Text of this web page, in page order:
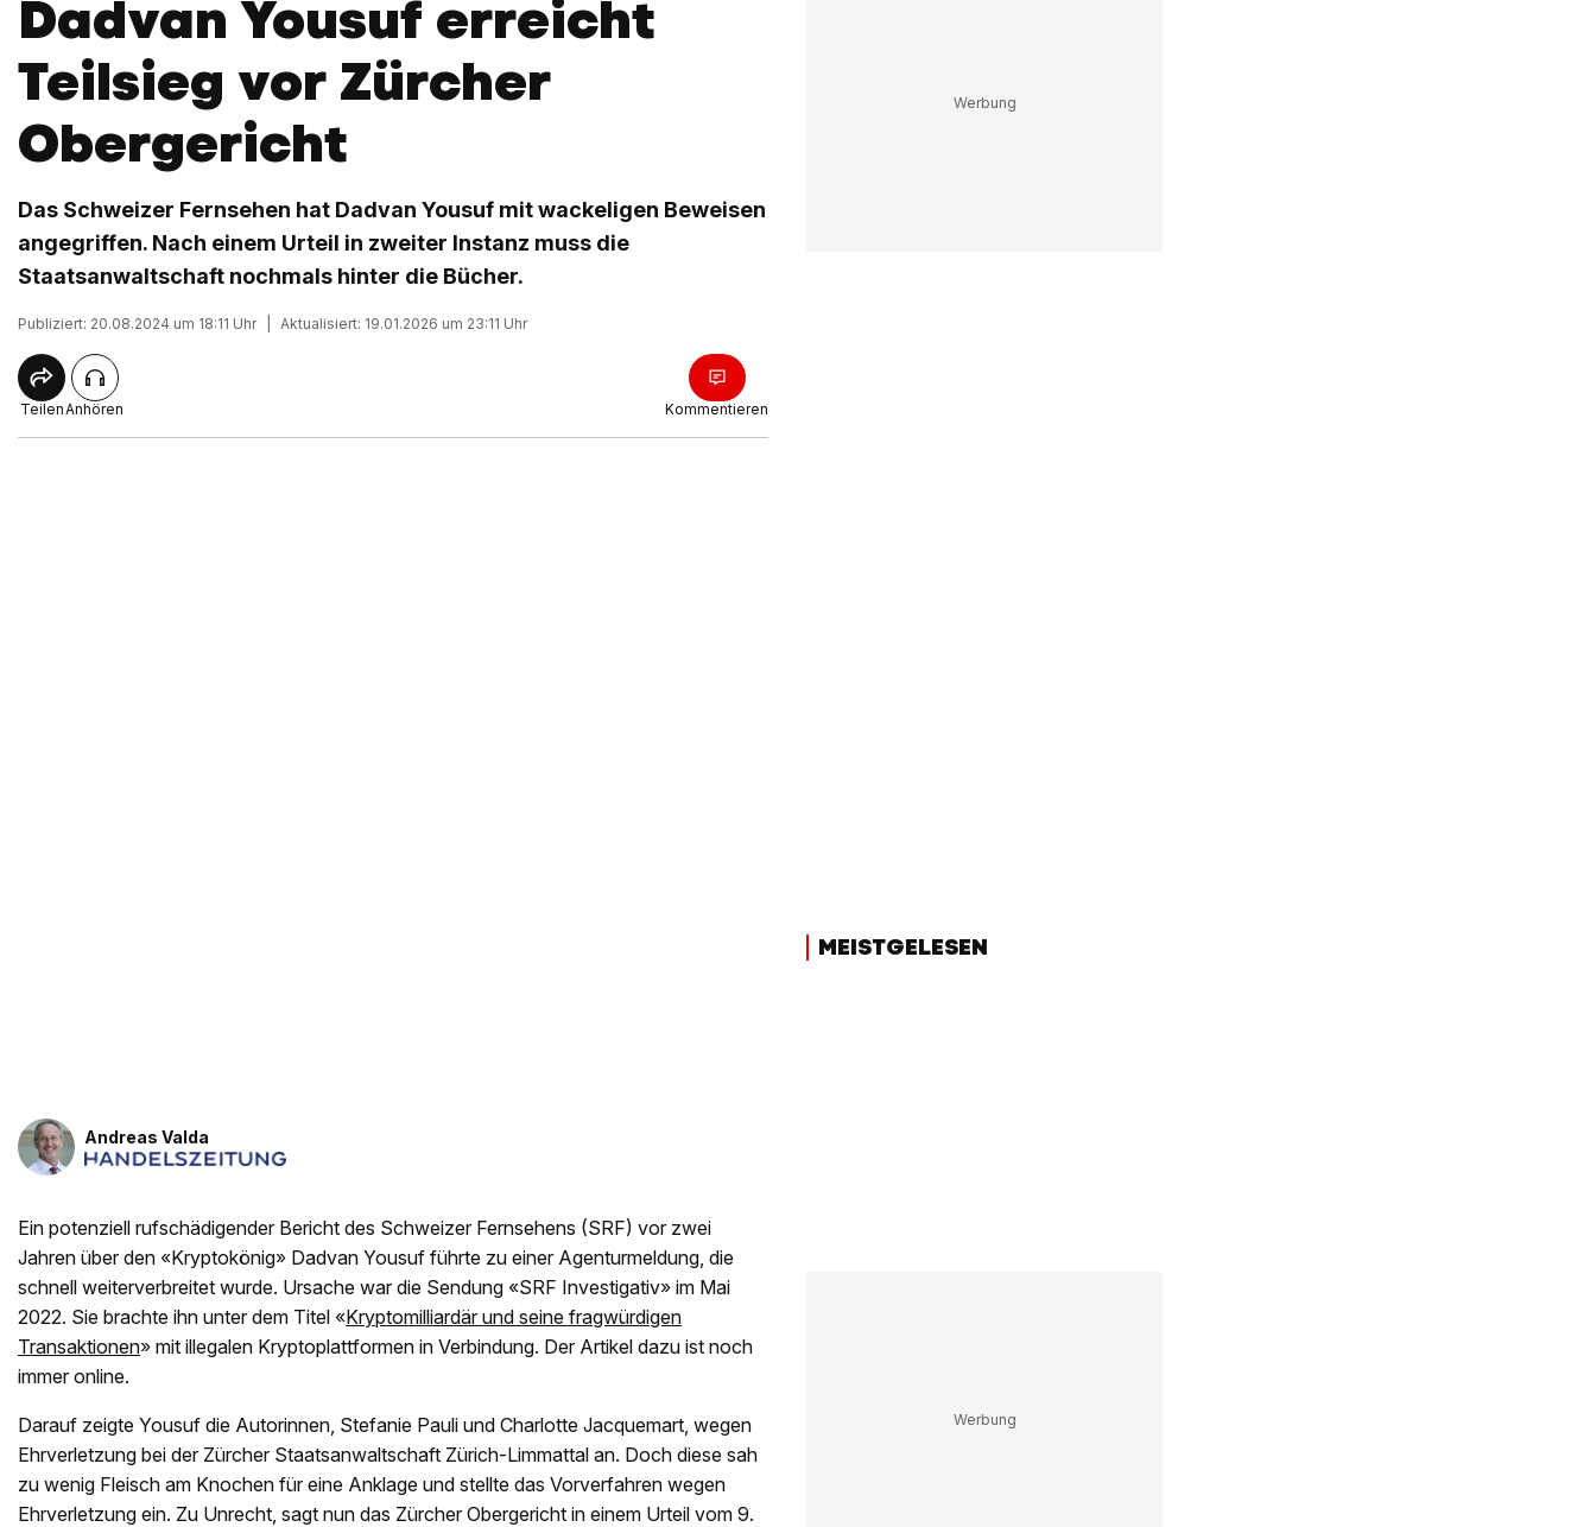
Dadvan Yousuf erreicht
Teilsieg vor Zürcher
Obergericht
Das Schweizer Fernsehen hat Dadvan Yousuf mit wackeligen Beweisen
angegriffen. Nach einem Urteil in zweiter Instanz muss die
Staatsanwaltschaft nochmals hinter die Bücher.
Publiziert: 20.08.2024 um 18:11 Uhr Aktualisiert: 19.01.2026 um 23:11 Uhr
TeilenAnhören Kommentieren
Andreas Valda
Ein potenziell rufschädigender Bericht des Schweizer Fernsehens (SRF) vor zwei
Jahren über den «Kryptokönig» Dadvan Yousuf führte zu einer Agenturmeldung, die
schnell weiterverbreitet wurde. Ursache war die Sendung «SRF Investigativ» im Mai
2022. Sie brachte ihn unter dem Titel «Kryptomilliardär und seine fragwürdigen
Transaktionen» mit illegalen Kryptoplattformen in Verbindung. Der Artikel dazu ist noch
immer online.
Darauf zeigte Yousuf die Autorinnen, Stefanie Pauli und Charlotte Jacquemart, wegen
Ehrverletzung bei der Zürcher Staatsanwaltschaft Zürich-Limmattal an. Doch diese sah
zu wenig Fleisch am Knochen für eine Anklage und stellte das Vorverfahren wegen
Ehrverletzung ein. Zu Unrecht, sagt nun das Zürcher Obergericht in einem Urteil vom 9.
MEISTGELESEN